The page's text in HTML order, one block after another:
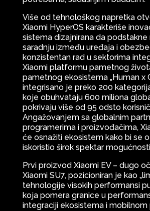
Više od tehnološkog napretka
Xiaomi HyperOS karakteriše
sistema dizajnirana da
saradnju između uređaja i
konzistentan rad u sektorima
Xiaomi platformu pametnog
pametnog ekosistema „Human x
integrisano je preko 200
koje obuhvataju 600 miliona
pokrivaju više od 95 odsto
Angažovanjem sa globalnim
programerima i proizvođačima,
će osnažiti ekosistem kako bi se
iskoristio širok spektar
Prvi proizvod Xiaomi EV – dugo
Xiaomi SU7, pozicioniran je kao
tehnologije visokih performansi
koja pomera granice u
integraciji ekosistema i